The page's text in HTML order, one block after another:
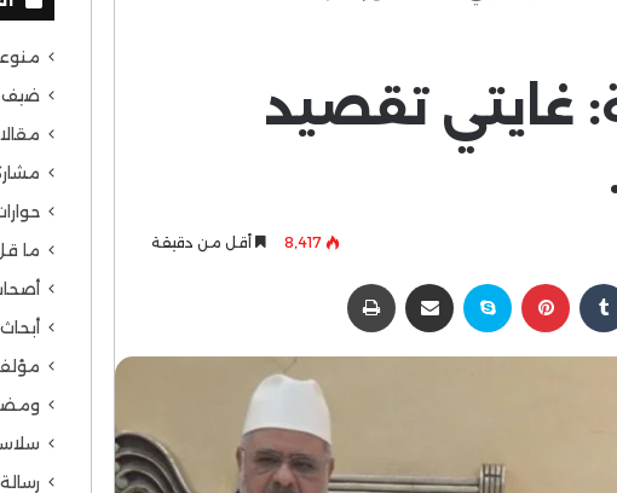
غايتي تقصيد
8٬417 أقل من دقيقة
بينتيريست سكايب مشاركة عبر البريد
ضيف
ما
أبحاث